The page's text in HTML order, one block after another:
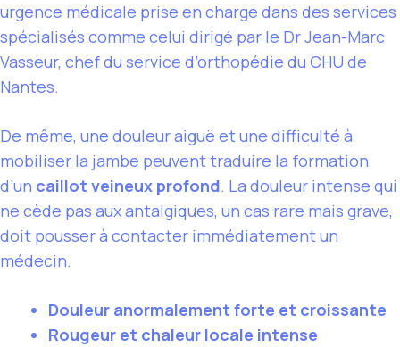
urgence médicale prise en charge dans des services
spécialisés comme celui dirigé par le Dr Jean-Marc
Vasseur, chef du service d’orthopédie du CHU de
Nantes.
De même, une douleur aiguë et une difficulté à
mobiliser la jambe peuvent traduire la formation
d’un caillot veineux profond. La douleur intense qui
ne cède pas aux antalgiques, un cas rare mais grave,
doit pousser à contacter immédiatement un
médecin.
Douleur anormalement forte et croissante
Rougeur et chaleur locale intense